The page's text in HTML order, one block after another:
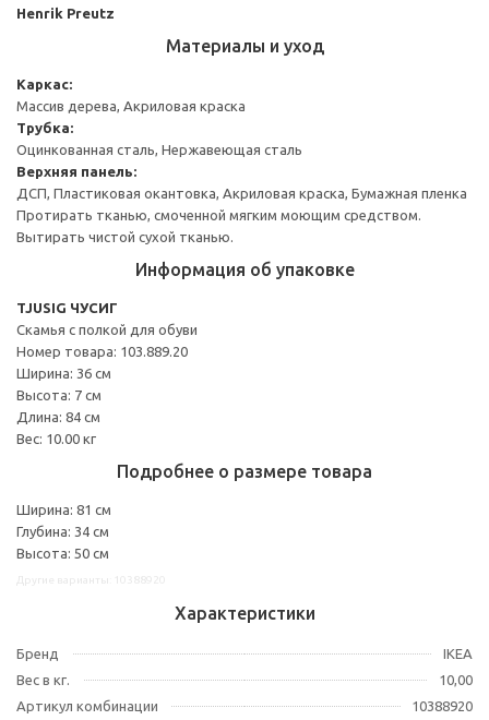
Henrik Preutz
Материалы и уход
Каркас:
Массив дерева, Акриловая краска
Трубка:
Оцинкованная сталь, Нержавеющая сталь
Верхняя панель:
ДСП, Пластиковая окантовка, Акриловая краска, Бумажная пленка
Протирать тканью, смоченной мягким моющим средством.
Вытирать чистой сухой тканью.
Информация об упаковке
TJUSIG ЧУСИГ
Скамья с полкой для обуви
Номер товара: 103.889.20
Ширина: 36 см
Высота: 7 см
Длина: 84 см
Вес: 10.00 кг
Подробнее о размере товара
Ширина: 81 см
Глубина: 34 см
Высота: 50 см
Характеристики
Бренд
IKEA
Вес в кг.
10,00
Артикул комбинации
10388920